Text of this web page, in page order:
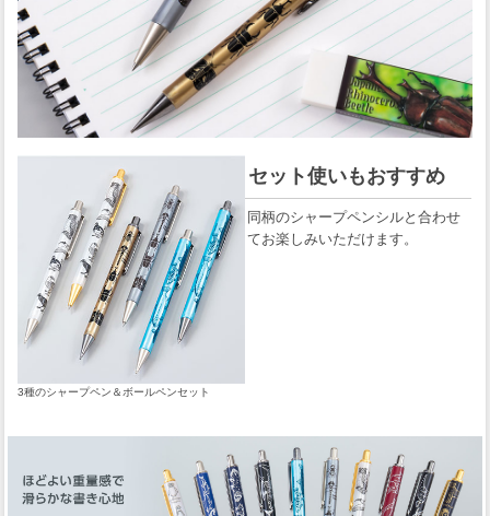
3種のシャープペン＆ボールペンセット
セット使いもおすすめ
同柄のシャープペンシルと合わせ
てお楽しみいただけます。